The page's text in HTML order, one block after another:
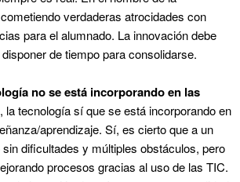
verdaderas atrocidades con
para el alumnado. La innovación debe
de tiempo para consolidarse.
no se está incorporando en las
tecnología sí que se está incorporando en
aprendizaje. Sí, es cierto que a un
dificultades y múltiples obstáculos, pero
procesos gracias al uso de las TIC.